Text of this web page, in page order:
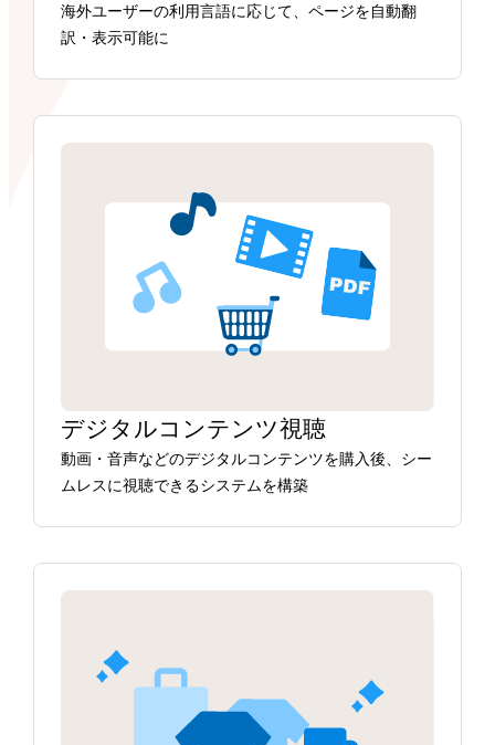
海外ユーザーの利用言語に応じて、ページを自動翻
訳・表示可能に
デジタルコンテンツ視聴
動画・音声などのデジタルコンテンツを購入後、シー
ムレスに視聴できるシステムを構築